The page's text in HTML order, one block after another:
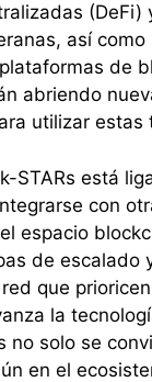
(DeFi)
así como
de
abriendo
utilizar estas
STARs está
con
espacio
de escalado
que
la
no solo se
en el